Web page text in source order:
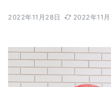
2022年11月28日 2022年11